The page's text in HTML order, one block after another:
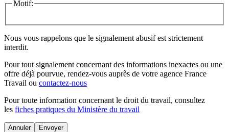
Motif:
Nous vous rappelons que le signalement abusif est strictement
interdit.
Pour tout signalement concernant des informations inexactes ou une
offre déjà pourvue, rendez-vous auprès de votre agence France
Travail ou contactez-nous
Pour toute information concernant le droit du travail, consultez
les fiches pratiques du Ministère du travail
Annuler